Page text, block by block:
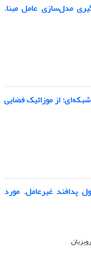
مدل‌سازی عامل مبنا.
از موزائیک فضایی
پدافند غیرعامل. مورد